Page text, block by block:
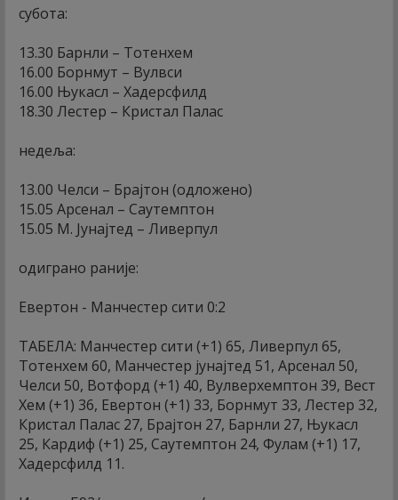
субота:
13.30 Барнли – Тотенхем
16.00 Борнмут – Вулвси
16.00 Њукасл – Хадерсфилд
18.30 Лестер – Кристал Палас
недеља:
13.00 Челси – Брајтон (одложено)
15.05 Арсенал – Саутемптон
15.05 М. Јунајтед – Ливерпул
одиграно раније:
Евертон - Манчестер сити 0:2
ТАБЕЛА: Манчестер сити (+1) 65, Ливерпул 65,
Тотенхем 60, Манчестер јунајтед 51, Арсенал 50,
Челси 50, Вотфорд (+1) 40, Вулверхемптон 39, Вест
Хем (+1) 36, Евертон (+1) 33, Борнмут 33, Лестер 32,
Кристал Палас 27, Брајтон 27, Барнли 27, Њукасл
25, Кардиф (+1) 25, Саутемптон 24, Фулам (+1) 17,
Хадерсфилд 11.